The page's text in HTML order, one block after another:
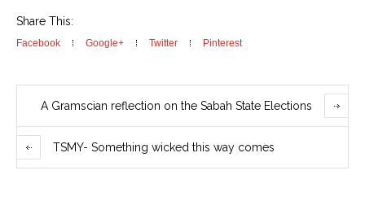
Share This:
Facebook Google+ Twitter Pinterest
A Gramscian reflection on the Sabah State Elections
TSMY- Something wicked this way comes